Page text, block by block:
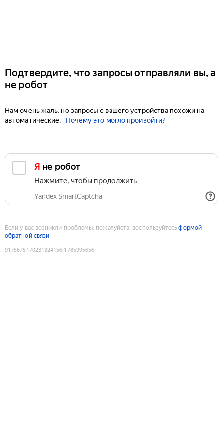
Подтвердите, что запросы отправляли вы, а
не робот
Нам очень жаль, но запросы с вашего устройства похожи на
автоматические.
Почему это могло произойти?
Я не робот
Нажмите, чтобы продолжить
Yandex SmartCaptcha
Если у вас возникли проблемы, пожалуйста, воспользуйтесьформой
обратной связи
9175675170231324156:1785995656